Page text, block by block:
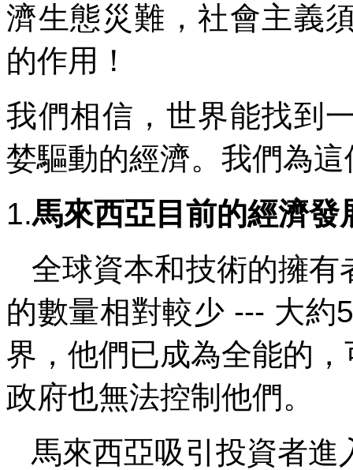
濟生態災難，社會主義
的作用！
我們相信，世界能找到
婪驅動的經濟。我們為
1.馬來西亞目前的經濟發
全球資本和技術的擁
的數量相對較少 --- 大約
界，他們已成為全能的
政府也無法控制他們。
馬來西亞吸引投資者進